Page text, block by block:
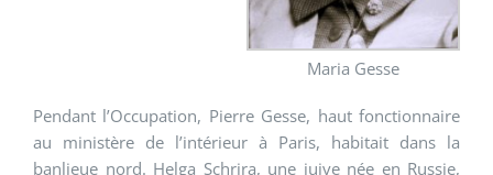
Maria Gesse
Pendant l’Occupation, Pierre Gesse, haut fonctionnaire
au ministère de l’intérieur à Paris, habitait dans la
banlieue nord. Helga Schrira, une juive née en Russie,